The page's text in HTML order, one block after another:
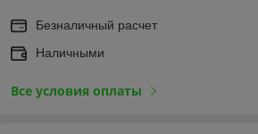
Безналичный расчет
Наличными
Все условия оплаты